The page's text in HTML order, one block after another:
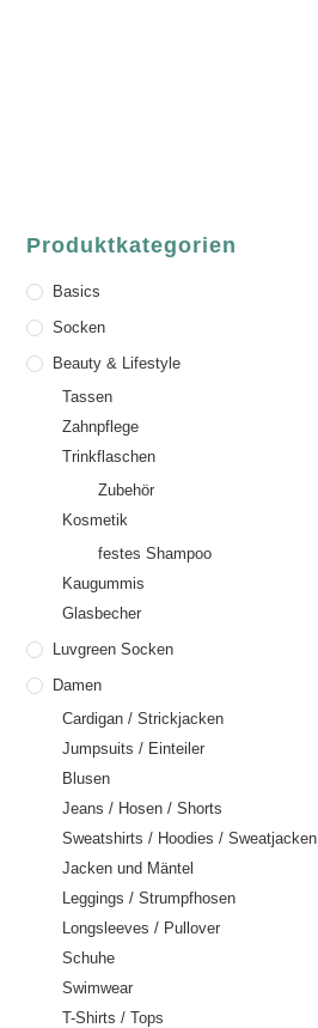
Produktkategorien
Basics
Socken
Beauty & Lifestyle
Tassen
Zahnpflege
Trinkflaschen
Zubehör
Kosmetik
festes Shampoo
Kaugummis
Glasbecher
Luvgreen Socken
Damen
Cardigan / Strickjacken
Jumpsuits / Einteiler
Blusen
Jeans / Hosen / Shorts
Sweatshirts / Hoodies / Sweatjacken
Jacken und Mäntel
Leggings / Strumpfhosen
Longsleeves / Pullover
Schuhe
Swimwear
T-Shirts / Tops